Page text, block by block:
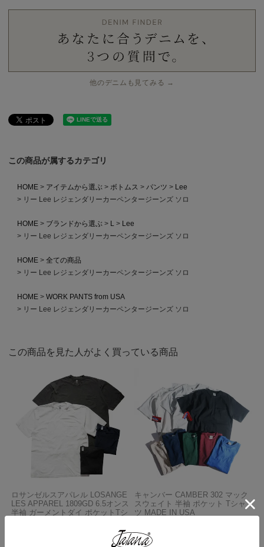
他のデニムも見てみる →
この商品が属するカテゴリ
HOME アイテムから選ぶ ボトムス パンツ
Lee
リー Lee レジェンダリーカーペンタージーンズ ソロ
HOME ブランドから選ぶ L
Lee
リー Lee レジェンダリーカーペンタージーンズ ソロ
HOME
全ての商品
リー Lee レジェンダリーカーペンタージーンズ ソロ
HOME
WORK PANTS from USA
リー Lee レジェンダリーカーペンタージーンズ ソロ
この商品を見た人がよく買っている商品
ロサンゼルスアパレル LOSANGE
LES APPAREL 1809GD 6.5オンス
半袖 ガーメントダイ ポケットTシ
キャンバー CAMBER 302 マック
スウェイト 半袖 ポケット Tシャ
ツ MADE IN USA